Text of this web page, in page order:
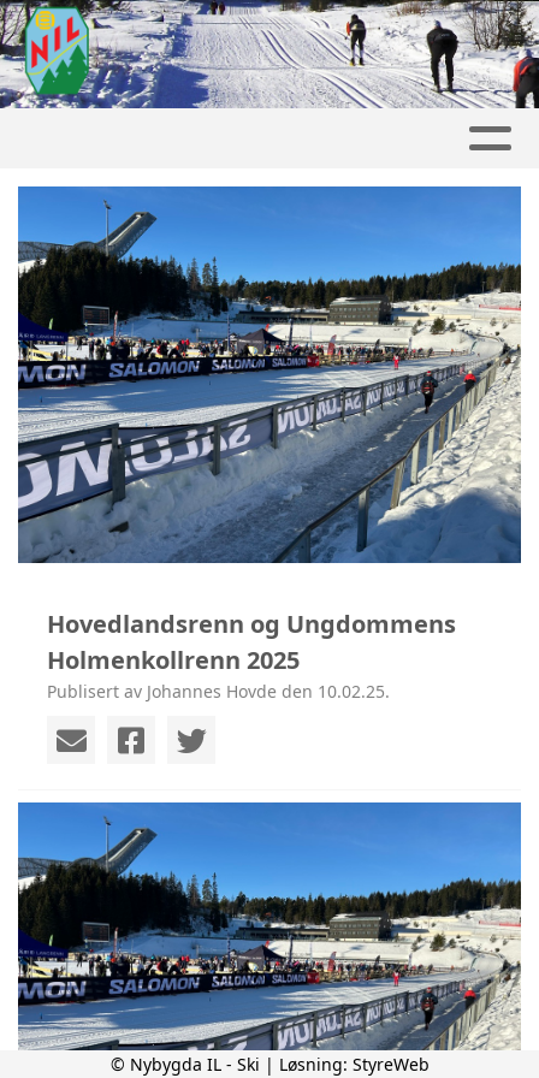
Hovedlandsrenn og Ungdommens
Holmenkollrenn 2025
Publisert av Johannes Hovde den 10.02.25.
© Nybygda IL - Ski | Løsning: StyreWeb